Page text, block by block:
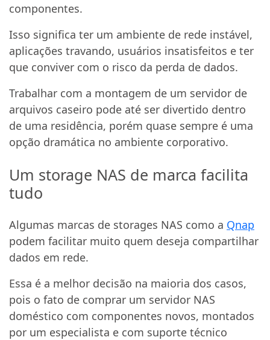
componentes.
Isso significa ter um ambiente de rede instável,
aplicações travando, usuários insatisfeitos e ter
que conviver com o risco da perda de dados.
Trabalhar com a montagem de um servidor de
arquivos caseiro pode até ser divertido dentro
de uma residência, porém quase sempre é uma
opção dramática no ambiente corporativo.
Um storage NAS de marca facilita
tudo
Algumas marcas de storages NAS como a Qnap
podem facilitar muito quem deseja compartilhar
dados em rede.
Essa é a melhor decisão na maioria dos casos,
pois o fato de comprar um servidor NAS
doméstico com componentes novos, montados
por um especialista e com suporte técnico